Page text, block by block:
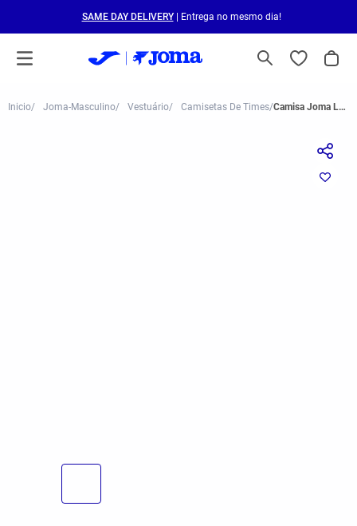
SAME DAY DELIVERY| Entrega no mesmo dia!
Joma-Masculino Vestuário Camisetas De Times Camisa Joma Le Havre I 24/25 Infantil Azul